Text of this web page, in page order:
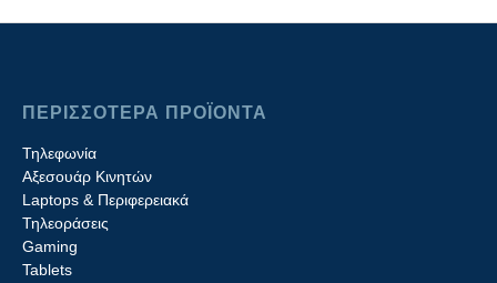
ΠΕΡΙΣΣΟΤΕΡΑ ΠΡΟΪΟΝΤΑ
Τηλεφωνία
Αξεσουάρ Κινητών
Laptops & Περιφερειακά
Τηλεοράσεις
Gaming
Tablets